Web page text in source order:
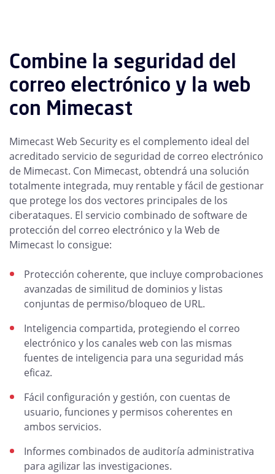
Combine la seguridad del
correo electrónico y la web
con Mimecast
Mimecast Web Security es el complemento ideal del
acreditado servicio de seguridad de correo electrónico
de Mimecast. Con Mimecast, obtendrá una solución
totalmente integrada, muy rentable y fácil de gestionar
que protege los dos vectores principales de los
ciberataques. El servicio combinado de software de
protección del correo electrónico y la Web de
Mimecast lo consigue:
Protección coherente, que incluye comprobaciones
avanzadas de similitud de dominios y listas
conjuntas de permiso/bloqueo de URL.
Inteligencia compartida, protegiendo el correo
electrónico y los canales web con las mismas
fuentes de inteligencia para una seguridad más
eficaz.
Fácil configuración y gestión, con cuentas de
usuario, funciones y permisos coherentes en
ambos servicios.
Informes combinados de auditoría administrativa
para agilizar las investigaciones.